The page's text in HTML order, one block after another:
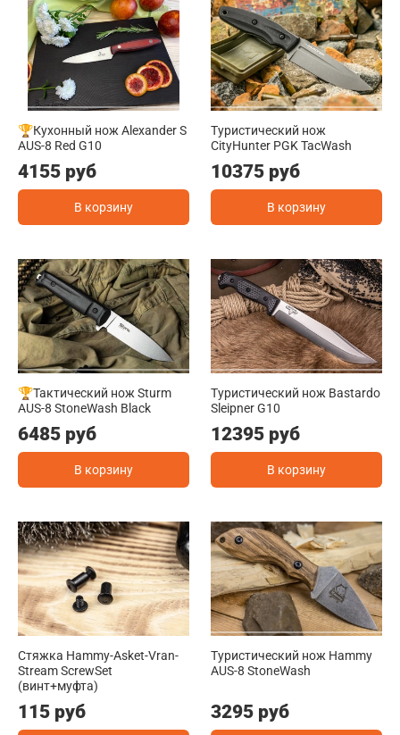
🏆Кухонный нож Alexander S
AUS-8 Red G10
4155 руб
В корзину
Туристический нож
CityHunter PGK TacWash
10375 руб
В корзину
🏆Тактический нож Sturm
AUS-8 StoneWash Black
6485 руб
В корзину
Туристический нож Bastardo
Sleipner G10
12395 руб
В корзину
Стяжка Hammy-Asket-Vran-
Stream ScrewSet
(винт+муфта)
115 руб
Туристический нож Hammy
AUS-8 StoneWash
3295 руб